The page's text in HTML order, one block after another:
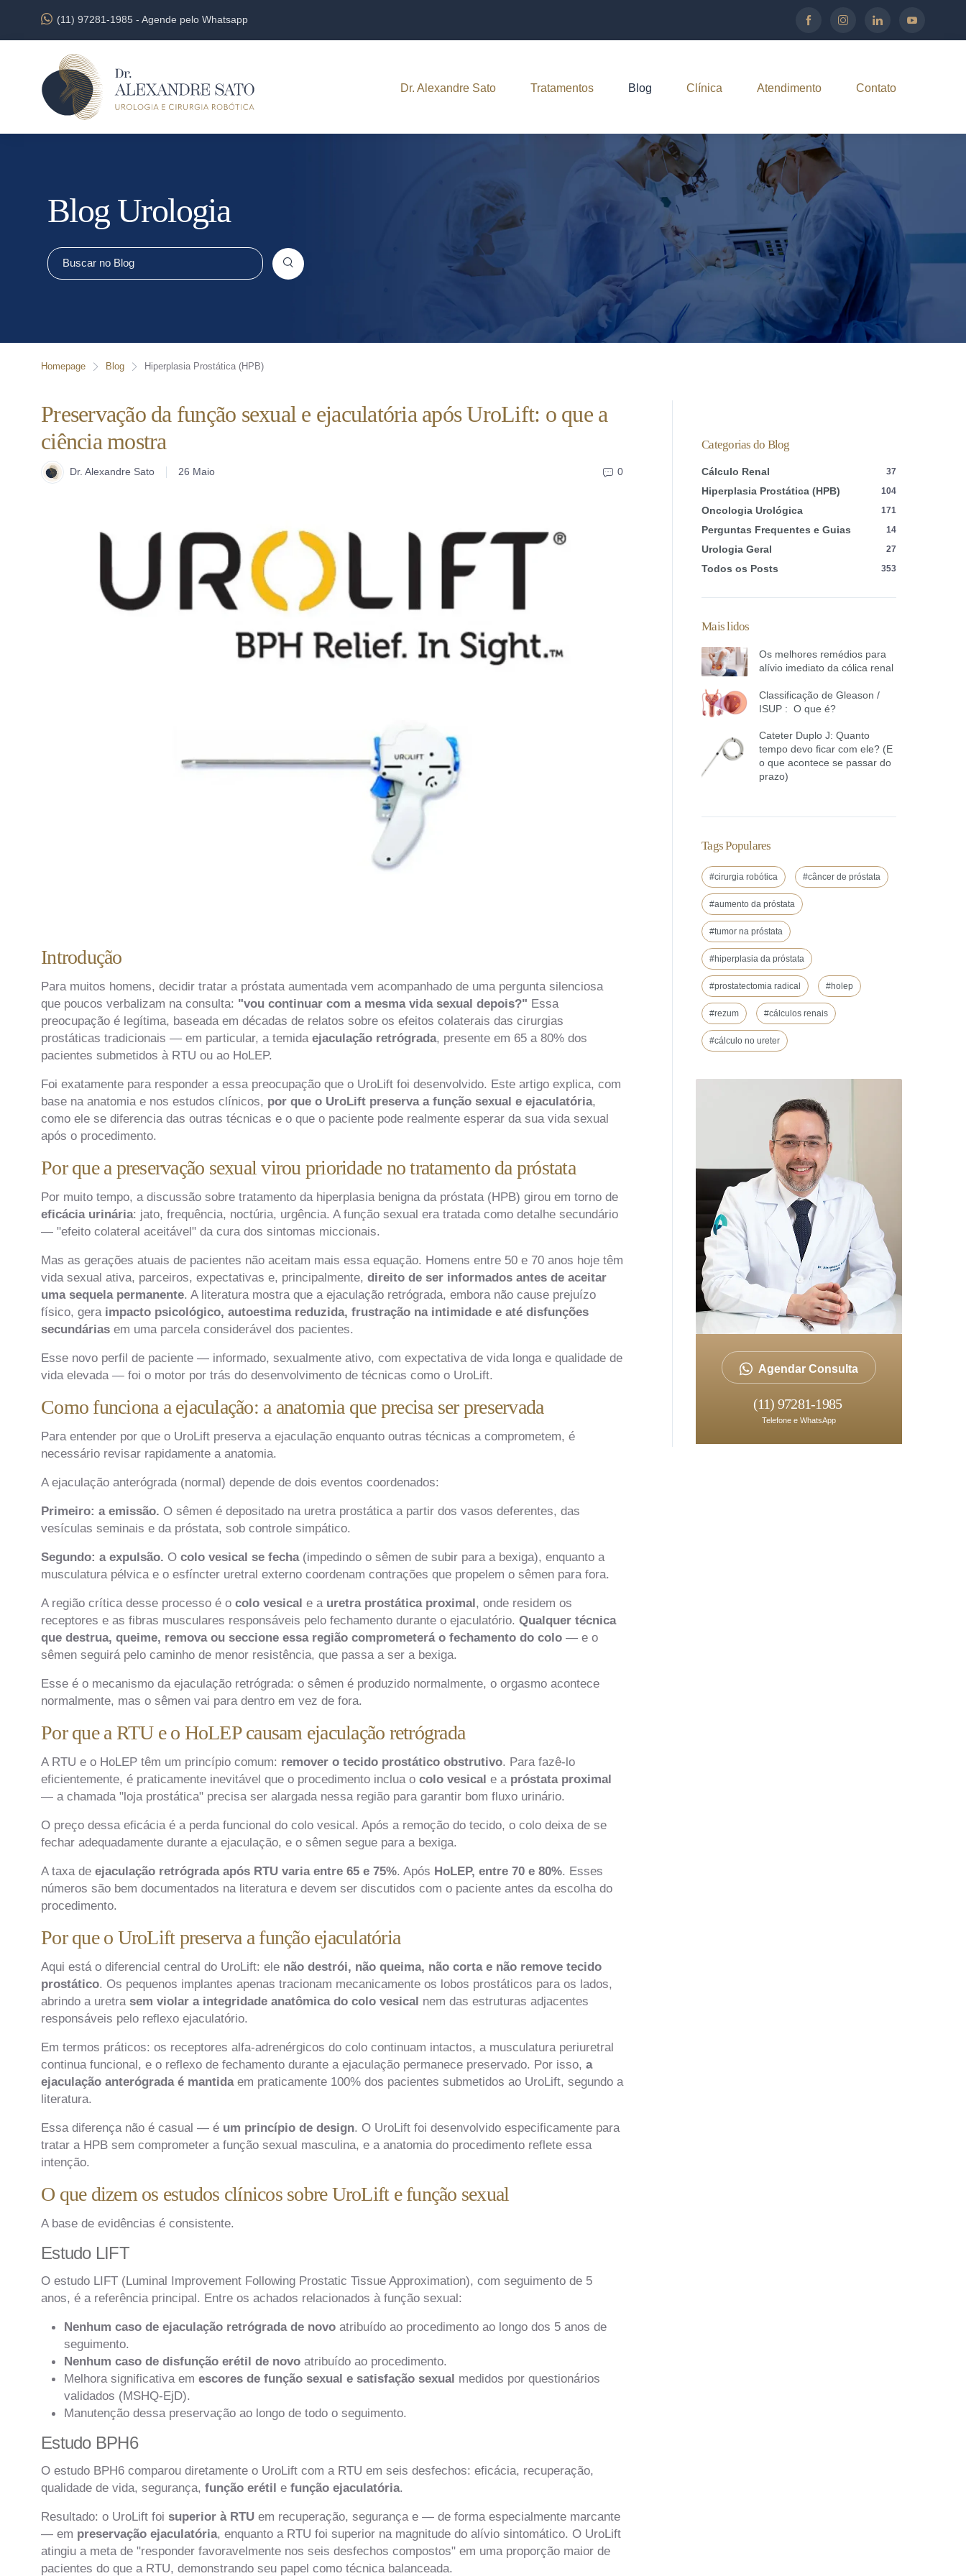
(11) 97281-1985 - Agende pelo Whatsapp
Dr. Alexandre Sato Tratamentos Blog Clínica Atendimento Contato
Blog Urologia
Homepage Blog Hiperplasia Prostática (HPB)
Preservação da função sexual e ejaculatória após UroLift: o que a
ciência mostra
Dr. Alexandre Sato 26 Maio 0
Introdução
Para muitos homens, decidir tratar a próstata aumentada vem acompanhado de uma pergunta silenciosa
que poucos verbalizam na consulta: "vou continuar com a mesma vida sexual depois?" Essa
preocupação é legítima, baseada em décadas de relatos sobre os efeitos colaterais das cirurgias
prostáticas tradicionais — em particular, a temida ejaculação retrógrada, presente em 65 a 80% dos
pacientes submetidos à RTU ou ao HoLEP.
Foi exatamente para responder a essa preocupação que o UroLift foi desenvolvido. Este artigo explica, com
base na anatomia e nos estudos clínicos, por que o UroLift preserva a função sexual e ejaculatória,
como ele se diferencia das outras técnicas e o que o paciente pode realmente esperar da sua vida sexual
após o procedimento.
Por que a preservação sexual virou prioridade no tratamento da próstata
Por muito tempo, a discussão sobre tratamento da hiperplasia benigna da próstata (HPB) girou em torno de
eficácia urinária: jato, frequência, noctúria, urgência. A função sexual era tratada como detalhe secundário
— "efeito colateral aceitável" da cura dos sintomas miccionais.
Mas as gerações atuais de pacientes não aceitam mais essa equação. Homens entre 50 e 70 anos hoje têm
vida sexual ativa, parceiros, expectativas e, principalmente, direito de ser informados antes de aceitar
uma sequela permanente. A literatura mostra que a ejaculação retrógrada, embora não cause prejuízo
físico, gera impacto psicológico, autoestima reduzida, frustração na intimidade e até disfunções
secundárias em uma parcela considerável dos pacientes.
Esse novo perfil de paciente — informado, sexualmente ativo, com expectativa de vida longa e qualidade de
vida elevada — foi o motor por trás do desenvolvimento de técnicas como o UroLift.
Como funciona a ejaculação: a anatomia que precisa ser preservada
Para entender por que o UroLift preserva a ejaculação enquanto outras técnicas a comprometem, é
necessário revisar rapidamente a anatomia.
A ejaculação anterógrada (normal) depende de dois eventos coordenados:
Primeiro: a emissão. O sêmen é depositado na uretra prostática a partir dos vasos deferentes, das
vesículas seminais e da próstata, sob controle simpático.
Segundo: a expulsão. O colo vesical se fecha(impedindo o sêmen de subir para a bexiga), enquanto a
musculatura pélvica e o esfíncter uretral externo coordenam contrações que propelem o sêmen para fora.
A região crítica desse processo é o colo vesical e a uretra prostática proximal, onde residem os
receptores e as fibras musculares responsáveis pelo fechamento durante o ejaculatório. Qualquer técnica
que destrua, queime, remova ou seccione essa região comprometerá o fechamento do colo — e o
sêmen seguirá pelo caminho de menor resistência, que passa a ser a bexiga.
Esse é o mecanismo da ejaculação retrógrada: o sêmen é produzido normalmente, o orgasmo acontece
normalmente, mas o sêmen vai para dentro em vez de fora.
Por que a RTU e o HoLEP causam ejaculação retrógrada
A RTU e o HoLEP têm um princípio comum: remover o tecido prostático obstrutivo. Para fazê-lo
eficientemente, é praticamente inevitável que o procedimento inclua o colo vesical e a próstata proximal
— a chamada "loja prostática" precisa ser alargada nessa região para garantir bom fluxo urinário.
O preço dessa eficácia é a perda funcional do colo vesical. Após a remoção do tecido, o colo deixa de se
fechar adequadamente durante a ejaculação, e o sêmen segue para a bexiga.
A taxa de ejaculação retrógrada após RTU varia entre 65 e 75%. Após HoLEP, entre 70 e 80%. Esses
números são bem documentados na literatura e devem ser discutidos com o paciente antes da escolha do
procedimento.
Por que o UroLift preserva a função ejaculatória
Aqui está o diferencial central do UroLift: ele não destrói, não queima, não corta e não remove tecido
prostático. Os pequenos implantes apenas tracionam mecanicamente os lobos prostáticos para os lados,
abrindo a uretra sem violar a integridade anatômica do colo vesical nem das estruturas adjacentes
responsáveis pelo reflexo ejaculatório.
Em termos práticos: os receptores alfa-adrenérgicos do colo continuam intactos, a musculatura periuretral
continua funcional, e o reflexo de fechamento durante a ejaculação permanece preservado. Por isso, a
ejaculação anterógrada é mantidaem praticamente 100% dos pacientes submetidos ao UroLift, segundo a
literatura.
Essa diferença não é casual — é um princípio de design. O UroLift foi desenvolvido especificamente para
tratar a HPB sem comprometer a função sexual masculina, e a anatomia do procedimento reflete essa
intenção.
O que dizem os estudos clínicos sobre UroLift e função sexual
A base de evidências é consistente.
Estudo LIFT
O estudo LIFT (Luminal Improvement Following Prostatic Tissue Approximation), com seguimento de 5
anos, é a referência principal. Entre os achados relacionados à função sexual:
Nenhum caso de ejaculação retrógrada de novo atribuído ao procedimento ao longo dos 5 anos de
seguimento.
Nenhum caso de disfunção erétil de novo atribuído ao procedimento.
Melhora significativa em escores de função sexual e satisfação sexual medidos por questionários
validados (MSHQ-EjD).
Manutenção dessa preservação ao longo de todo o seguimento.
Estudo BPH6
O estudo BPH6 comparou diretamente o UroLift com a RTU em seis desfechos: eficácia, recuperação,
qualidade de vida, segurança, função erétil e função ejaculatória.
Resultado: o UroLift foi superior à RTU em recuperação, segurança e — de forma especialmente marcante
— em preservação ejaculatória, enquanto a RTU foi superior na magnitude do alívio sintomático. O UroLift
atingiu a meta de "responder favoravelmente nos seis desfechos compostos" em uma proporção maior de
pacientes do que a RTU, demonstrando seu papel como técnica balanceada.
Categorias do Blog
Cálculo Renal 37
Hiperplasia Prostática (HPB) 104
Oncologia Urológica 171
Perguntas Frequentes e Guias 14
Urologia Geral 27
Todos os Posts 353
Mais lidos
Os melhores remédios para
alívio imediato da cólica renal
Classificação de Gleason /
ISUP : O que é?
Cateter Duplo J: Quanto
tempo devo ficar com ele? (E
o que acontece se passar do
prazo)
Tags Populares
#cirurgia robótica #câncer de próstata
#aumento da próstata
#tumor na próstata
#hiperplasia da próstata
#prostatectomia radical #holep
#rezum #cálculos renais
#cálculo no ureter
Agendar Consulta
(11) 97281-1985
Telefone e WhatsApp